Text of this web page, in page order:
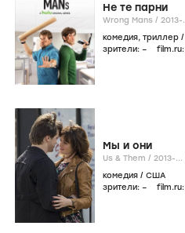
Не те парни
Wrong Mans / 2013-
комедия, триллер /
зрители: – film.ru:
Мы и они
Us & Them / 2013-...
комедия / США
зрители: – film.ru: